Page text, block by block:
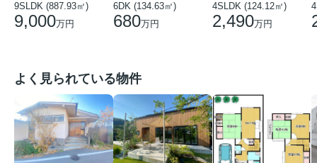
9SLDK (887.93㎡)
9,000万円
6DK (134.63㎡)
680万円
4SLDK (124.12㎡)
2,490万円
よく見られている物件